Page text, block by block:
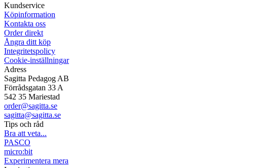
Kundservice
Köpinformation
Kontakta oss
Order direkt
Ångra ditt köp
Integritetspolicy
Cookie-inställningar
Adress
Sagitta Pedagog AB
Förrådsgatan 33 A
542 35 Mariestad
order@sagitta.se
sagitta@sagitta.se
Tips och råd
Bra att veta...
PASCO
micro:bit
Experimentera mera